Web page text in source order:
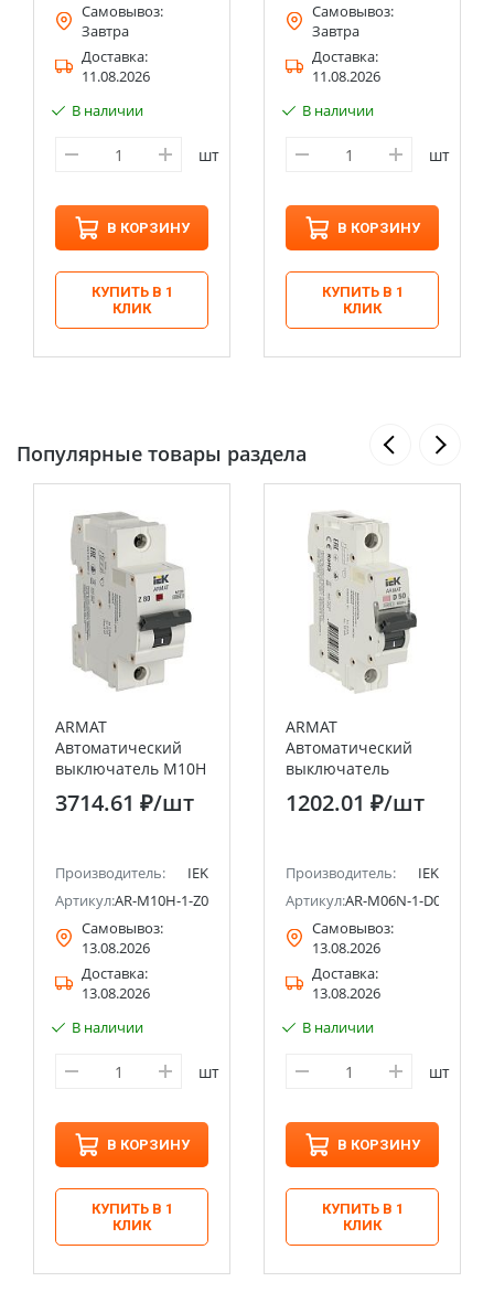
Самовывоз:
Завтра
Доставка:
11.08.2026
В наличии
шт
В КОРЗИНУ
КУПИТЬ В 1
КЛИК
Самовывоз:
Завтра
Доставка:
11.08.2026
В наличии
шт
В КОРЗИНУ
КУПИТЬ В 1
КЛИК
Популярные товары раздела
ARMAT
Автоматический
выключатель M10H
1P Z 80А IEK
3714.61 ₽/шт
Производитель:
IEK
Артикул:AR-M10H-1-Z080
Самовывоз:
13.08.2026
Доставка:
13.08.2026
В наличии
шт
В КОРЗИНУ
КУПИТЬ В 1
КЛИК
ARMAT
Автоматический
выключатель
однополюсный
M06N 1P D 50А IEK
1202.01 ₽/шт
Производитель:
IEK
Артикул:AR-M06N-1-D050
Самовывоз:
13.08.2026
Доставка:
13.08.2026
В наличии
шт
В КОРЗИНУ
КУПИТЬ В 1
КЛИК